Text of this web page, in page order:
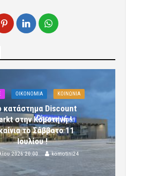
OIKONOMIA ΚΟΙΝΩΝΙΑ
κατάστημα Discount
στην Κομοτηνή !
το Σάββατο 11
Ιουλίου !
2026 20:00 komotini24